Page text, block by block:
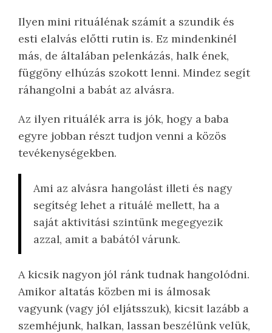
Ilyen mini rituálénak számít a szundik és
esti elalvás előtti rutin is. Ez mindenkinél
más, de általában pelenkázás, halk ének,
függöny elhúzás szokott lenni. Mindez segít
ráhangolni a babát az alvásra.
Az ilyen rituálék arra is jók, hogy a baba
egyre jobban részt tudjon venni a közös
tevékenységekben.
Ami az alvásra hangolást illeti és nagy
segítség lehet a rituálé mellett, ha a
saját aktivitási szintünk megegyezik
azzal, amit a babától várunk.
A kicsik nagyon jól ránk tudnak hangolódni.
Amikor altatás közben mi is álmosak
vagyunk (vagy jól eljátsszuk), kicsit lazább a
szemhéjunk, halkan, lassan beszélünk velük,